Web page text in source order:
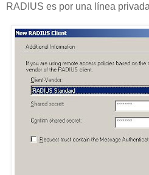
RADIUS es por una línea